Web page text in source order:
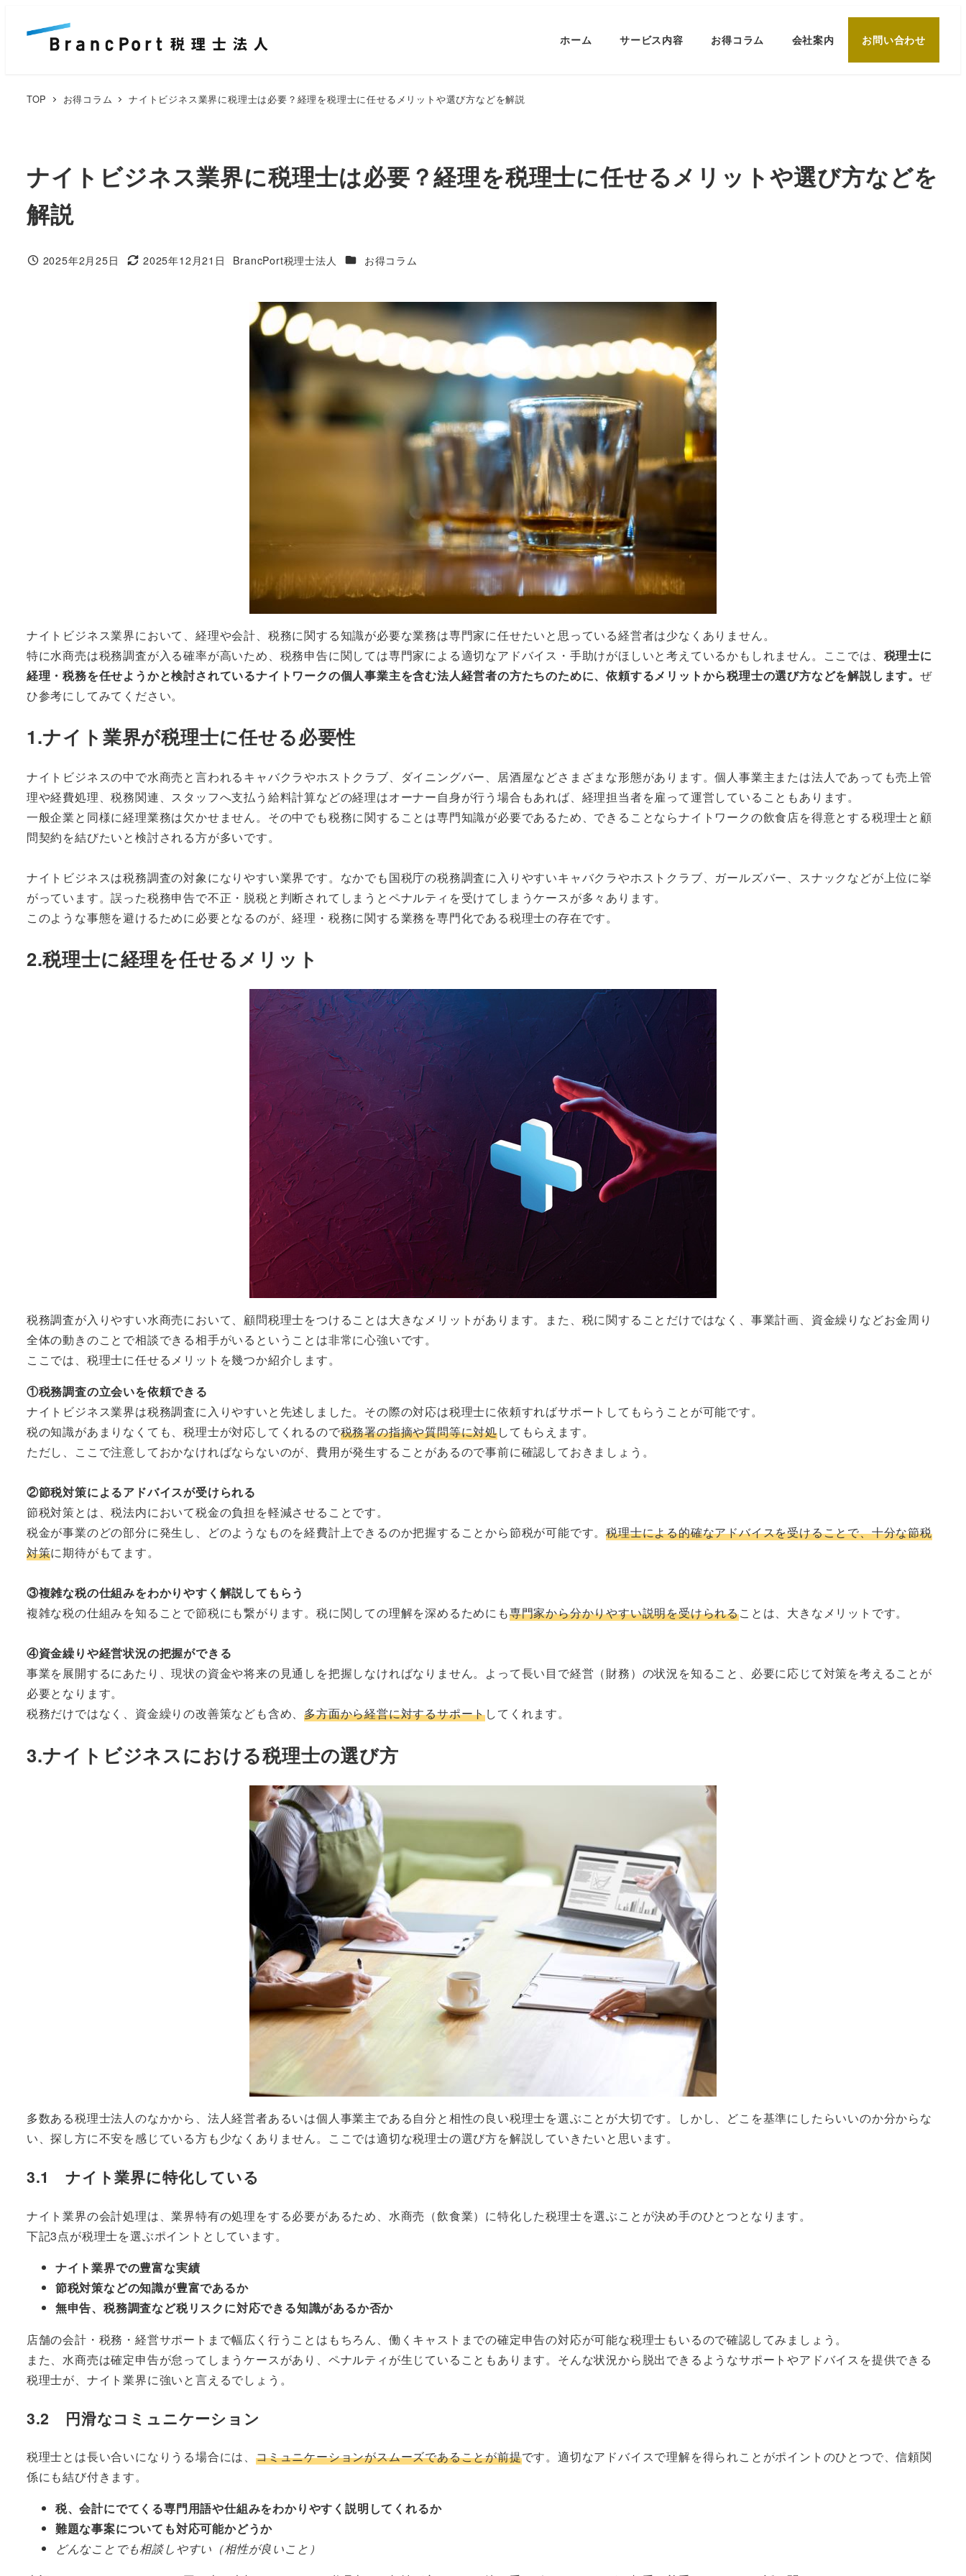
ホーム サービス内容 お得コラム 会社案内 お問い合わせ
TOP お得コラム ナイトビジネス業界に税理士は必要？経理を税理士に任せるメリットや選び方などを解説
ナイトビジネス業界に税理士は必要？経理を税理士に任せるメリットや選び方などを
解説
投稿日
2025年2月25日
更新日
2025年12月21日
著
BrancPort税理士法人 カテゴリー
お得コラム
ナイトビジネス業界において、経理や会計、税務に関する知識が必要な業務は専門家に任せたいと思っている経営者は少なくありません。
特に水商売は税務調査が入る確率が高いため、税務申告に関しては専門家による適切なアドバイス・手助けがほしいと考えているかもしれません。ここでは、 税理士に
経理・税務を任せようかと検討されているナイトワークの個人事業主を含む法人経営者の方たちのために、依頼するメリットから税理士の選び方などを解説します。 ぜ
ひ参考にしてみてください。
1.ナイト業界が税理士に任せる必要性
ナイトビジネスの中で水商売と言われるキャバクラやホストクラブ、ダイニングバー、居酒屋などさまざまな形態があります。個人事業主または法人であっても売上管
理や経費処理、税務関連、スタッフへ支払う給料計算などの経理はオーナー自身が行う場合もあれば、経理担当者を雇って運営していることもあります。
一般企業と同様に経理業務は欠かせません。その中でも税務に関することは専門知識が必要であるため、できることならナイトワークの飲食店を得意とする税理士と顧
問契約を結びたいと検討される方が多いです。
ナイトビジネスは税務調査の対象になりやすい業界です。なかでも国税庁の税務調査に入りやすいキャバクラやホストクラブ、ガールズバー、スナックなどが上位に挙
がっています。誤った税務申告で不正・脱税と判断されてしまうとペナルティを受けてしまうケースが多々あります。
このような事態を避けるために必要となるのが、経理・税務に関する業務を専門化である税理士の存在です。
2.税理士に経理を任せるメリット
税務調査が入りやすい水商売において、顧問税理士をつけることは大きなメリットがあります。また、税に関することだけではなく、事業計画、資金繰りなどお金周り
全体の動きのことで相談できる相手がいるということは非常に心強いです。
ここでは、税理士に任せるメリットを幾つか紹介します。
①税務調査の立会いを依頼できる
ナイトビジネス業界は税務調査に入りやすいと先述しました。その際の対応は税理士に依頼すればサポートしてもらうことが可能です。
税の知識があまりなくても、税理士が対応してくれるので税務署の指摘や質問等に対処してもらえます。
ただし、ここで注意しておかなければならないのが、費用が発生することがあるので事前に確認しておきましょう。
②節税対策によるアドバイスが受けられる
節税対策とは、税法内において税金の負担を軽減させることです。
税金が事業のどの部分に発生し、どのようなものを経費計上できるのか把握することから節税が可能です。税理士による的確なアドバイスを受けることで、十分な節税
対策に期待がもてます。
③複雑な税の仕組みをわかりやすく解説してもらう
複雑な税の仕組みを知ることで節税にも繋がります。税に関しての理解を深めるためにも専門家から分かりやすい説明を受けられることは、大きなメリットです。
④資金繰りや経営状況の把握ができる
事業を展開するにあたり、現状の資金や将来の見通しを把握しなければなりません。よって長い目で経営（財務）の状況を知ること、必要に応じて対策を考えることが
必要となります。
税務だけではなく、資金繰りの改善策なども含め、多方面から経営に対するサポートしてくれます。
3.ナイトビジネスにおける税理士の選び方
多数ある税理士法人のなかから、法人経営者あるいは個人事業主である自分と相性の良い税理士を選ぶことが大切です。しかし、どこを基準にしたらいいのか分からな
い、探し方に不安を感じている方も少なくありません。ここでは適切な税理士の選び方を解説していきたいと思います。
3.1 ナイト業界に特化している
ナイト業界の会計処理は、業界特有の処理をする必要があるため、水商売（飲食業）に特化した税理士を選ぶことが決め手のひとつとなります。
下記3点が税理士を選ぶポイントとしています。
ナイト業界での豊富な実績
節税対策などの知識が豊富であるか
無申告、税務調査など税リスクに対応できる知識があるか否か
店舗の会計・税務・経営サポートまで幅広く行うことはもちろん、働くキャストまでの確定申告の対応が可能な税理士もいるので確認してみましょう。
また、水商売は確定申告が怠ってしまうケースがあり、ペナルティが生じていることもあります。そんな状況から脱出できるようなサポートやアドバイスを提供できる
税理士が、ナイト業界に強いと言えるでしょう。
3.2 円滑なコミュニケーション
税理士とは長い合いになりうる場合には、 コミュニケーションがスムーズであることが前提です。適切なアドバイスで理解を得られことがポイントのひとつで、信頼関
係にも結び付きます。
税、会計にでてくる専門用語や仕組みをわかりやすく説明してくれるか
難題な事案についても対応可能かどうか
どんなことでも相談しやすい（相性が良いこと）